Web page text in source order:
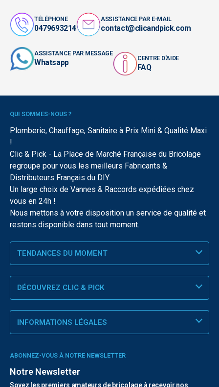
TÉLÉPHONE
0479693214
ASSISTANCE PAR E-MAIL
contact@clicandpick.com
ASSISTANCE PAR MESSAGE
Whatsapp CENTRE D'AIDE
FAQ
QUI SOMMES-NOUS ?
Plomberie, Chauffage, Sanitaire à Prix Mini & Qualité Maxi
!
Clic & Pick - La Place de Marché Française du Bricolage
regroupe pour vous les meilleurs Fabricants &
Distributeurs Français du DIY.
Un large choix de Vannes & Raccords expédiées chez
vous en 24h !
Nous mettons à votre disposition un service de qualité et
restons disponible dans tout moment.
TENDANCES DU MOMENT
DÉCOUVREZ CLIC & PICK
INFORMATIONS LÉGALES
ABONNEZ-VOUS À NOTRE NEWSLETTER
Notre Newsletter
Soyez les premiers amateurs de bricolage à recevoir nos